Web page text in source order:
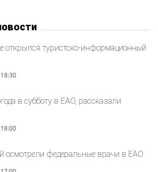
открылся туристско-информационный
в субботу в ЕАО, рассказали
осмотрели федеральные врачи в ЕАО